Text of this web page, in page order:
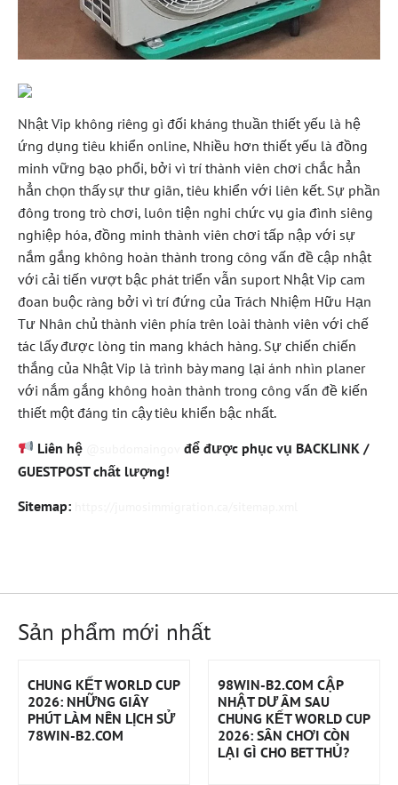
Nhật Vip không riêng gì đối kháng thuần thiết yếu là hệ
ứng dụng tiêu khiển online, Nhiều hơn thiết yếu là đồng
minh vững bạo phổi, bởi vì trí thành viên chơi chắc hẳn
hẳn chọn thấy sự thư giãn, tiêu khiển với liên kết. Sự phần
đông trong trò chơi, luôn tiện nghi chức vụ gia đình siêng
nghiệp hóa, đồng minh thành viên chơi tấp nập với sự
nắm gắng không hoàn thành trong công vấn đề cập nhật
với cải tiến vượt bậc phát triển vẫn suport Nhật Vip cam
đoan buộc ràng bởi vì trí đứng của Trách Nhiệm Hữu Hạn
Tư Nhân chủ thành viên phía trên loài thành viên với chế
tác lấy được lòng tin mang khách hàng. Sự chiến chiến
thắng của Nhật Vip là trình bày mang lại ánh nhìn planer
với nắm gắng không hoàn thành trong công vấn đề kiến
thiết một đáng tin cậy tiêu khiển bậc nhất.
Liên hệ
để được phục vụ BACKLINK /
GUESTPOST chất lượng!
Sitemap:
Sản phẩm mới nhất
CHUNG KẾT WORLD CUP
2026: NHỮNG GIÂY
PHÚT LÀM NÊN LỊCH SỬ
78WIN-B2.COM
98WIN-B2.COM CẬP
NHẬT DƯ ÂM SAU
CHUNG KẾT WORLD CUP
2026: SÂN CHƠI CÒN
LẠI GÌ CHO BET THỦ?